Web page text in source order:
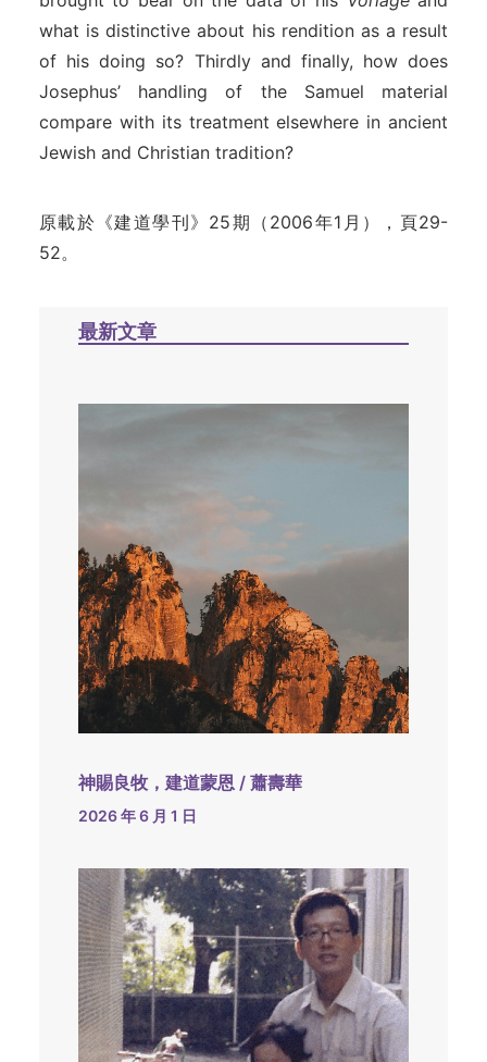
what is distinctive about his rendition as a result
of his doing so? Thirdly and finally, how does
Josephus’ handling of the Samuel material
compare with its treatment elsewhere in ancient
Jewish and Christian tradition?
原載於《建道學刊》25期（2006年1月），頁29-
52。
最新文章
神賜良牧，建道蒙恩 / 蕭壽華
2026 年 6 月 1 日